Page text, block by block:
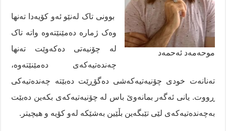
موحە‌مە‌د ئە‌حمە‌د
بوونی تاک لەنێو ئەو کۆیەدا تەنھا
وەک ژمارە دەمێنێتەوە واتە تاک
لە چۆنیەتی دەکەوێت تەنھا
چەندەتیەکەی دەمێنێتەوە،
تەنانەت خودی چۆنیەتیەکەشی دەگۆڕێت دەبێتە چەندەتیەکی
ڕووت. یانی ئەگەر بمانەوێ باس لە چۆنیەتیەکەی بکەین دەبێت
بەچەندەتیەکەی لێی تێبگەین بڵێین بەشێکە لەو کۆیە و ھیچیتر.